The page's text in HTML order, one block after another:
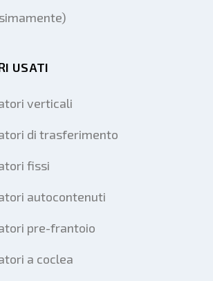
USATI
verticali
di trasferimento
fissi
autocontenuti
pre-frantoio
a coclea